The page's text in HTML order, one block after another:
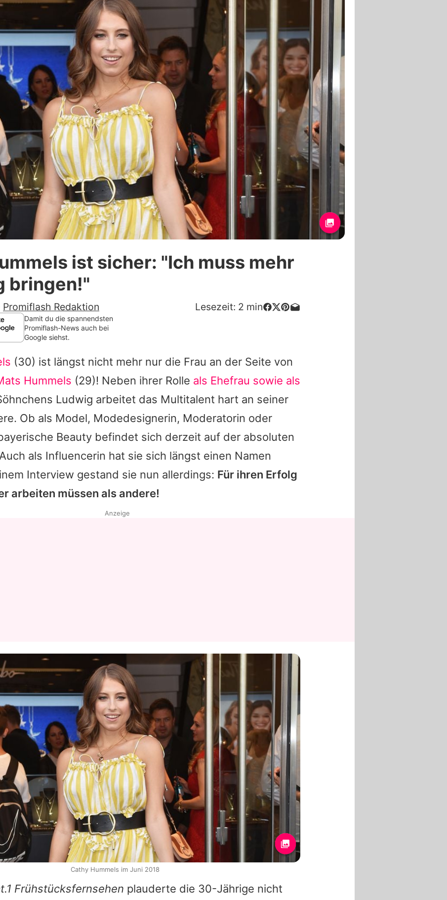
Filme & Serien
Lifestyle
Familie & Liebe
Promiflash Exklusiv
Alle Themen auf Promiflash
Jobs
App runterladen
Team
Redaktionelle Richtlinien
Impressum
Datenschutzerklärung
Nutzungsbedingungen
Utiq verwalten
ist sicher: "Ich muss mehr
bringen!"
Promiflash Redaktion Lesezeit: 2 min
Damit du die spannendsten
Promiflash-News auch bei
Google siehst.
(30) ist längst nicht mehr nur die Frau an der Seite von
Hummels (29)! Neben ihrer Rolle als Ehefrau sowie als
Ludwig arbeitet das Multitalent hart an seiner
Ob als Model, Modedesignerin, Moderatorin oder
Beauty befindet sich derzeit auf der absoluten
als Influencerin hat sie sich längst einen Namen
Interview gestand sie nun allerdings: Für ihren Erfolg
arbeiten müssen als andere!
Frühstücksfernsehen plauderte die 30-Jährige nicht
Anzeige
Cathy Hummels im Juni 2018